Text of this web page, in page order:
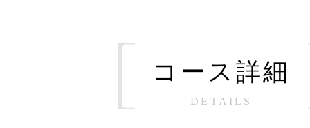
コース詳細
DETAILS